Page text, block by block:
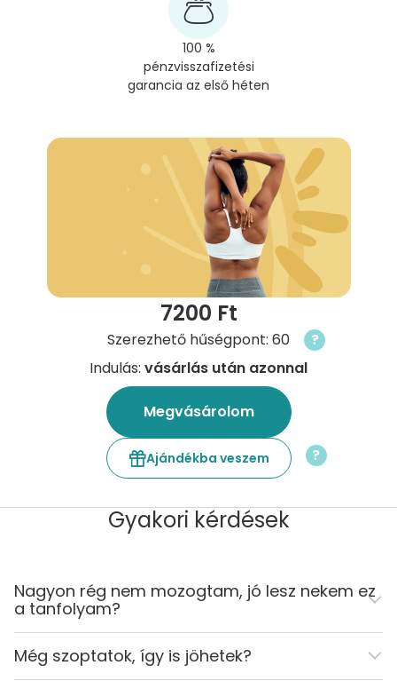
100 %
pénzvisszafizetési
garancia az első héten
7200 Ft
Szerezhető hűségpont: 60
?
Indulás: vásárlás után azonnal
Megvásárolom
Ajándékba veszem ?
Gyakori kérdések
Nagyon rég nem mozogtam, jó lesz nekem ez
a tanfolyam?
Még szoptatok, így is jöhetek?